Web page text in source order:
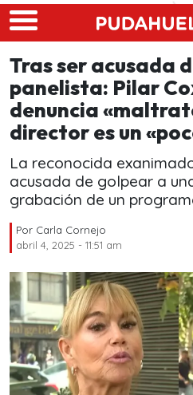
Skip to main content
Tras ser acusada
panelista: Pilar
denuncia
director es un
La reconocida
acusada de golpear a
grabación de un
Por Carla Cornejo
abril 4, 2025 - 11:51 am